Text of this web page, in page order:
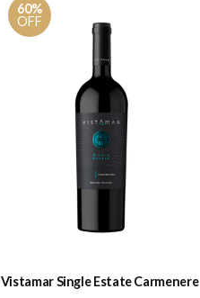
60%
OFF
Vistamar Single Estate Carmenere